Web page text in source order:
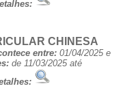
CHINESA
entre: 01/04/2025 e
de 11/03/2025 até